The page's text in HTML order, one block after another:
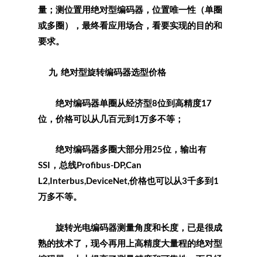
量；测位置用绝对型编码器，位置唯一性（单圈
或多圈），最终看应用场合，看要实现的目的和
要求。
九 绝对型旋转编码器选型价格
绝对编码器单圈从经济型8位到高精度17
位，价格可以从几百元到1万多不等；
绝对编码器多圈大部分用25位，输出有
SSI，总线Profibus-DP,Can
L2,Interbus,DeviceNet,价格也可以从3千多到1
万多不等。
旋转光电编码器测量角度和长度，已是很成
熟的技术了，现今再用上高精度大量程的绝对型